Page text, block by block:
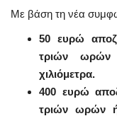
Με βάση τη νέα
50 ευρώ
τριών
χιλιόμετρα.
400 ευρώ
τριών ωρών